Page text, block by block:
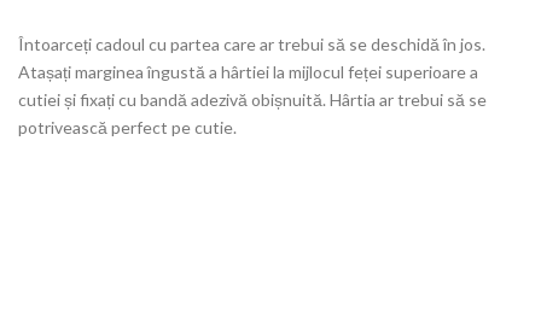
Întoarceți cadoul cu partea care ar trebui să se deschidă în jos.
Atașați marginea îngustă a hârtiei la mijlocul feței superioare a
cutiei și fixați cu bandă adezivă obișnuită. Hârtia ar trebui să se
potrivească perfect pe cutie.